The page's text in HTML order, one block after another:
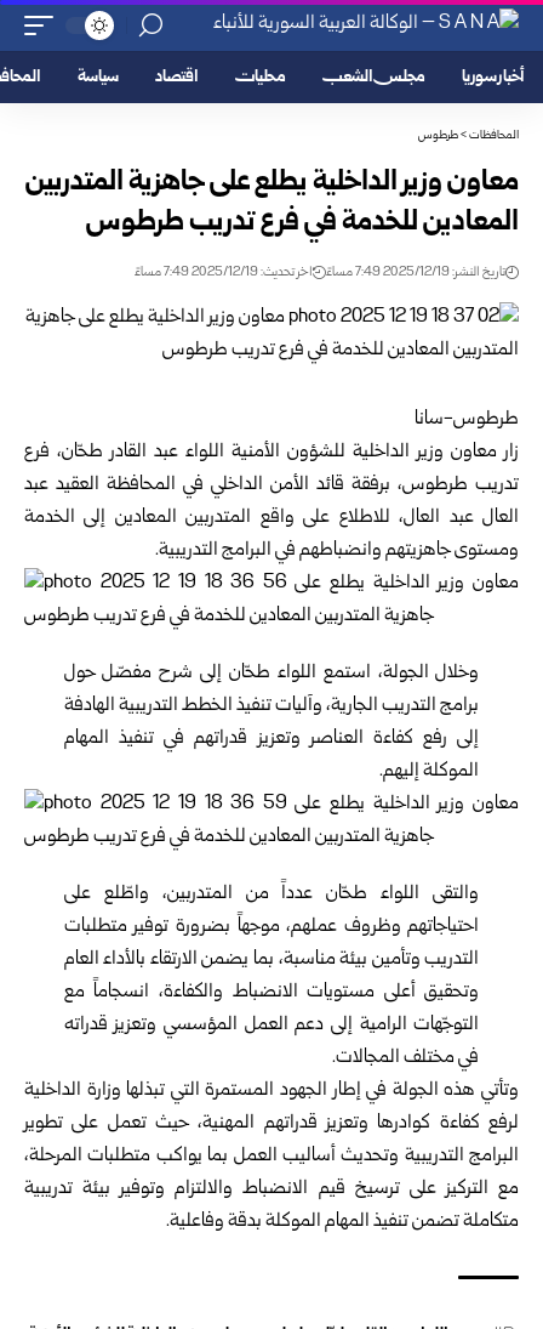
أخبار سوريا مجلس الشعب محليات اقتصاد سياسة
المحافظات>طرطوس
معاون وزير الداخلية يطلع على جاهزية المتدربين
المعادين للخدمة في فرع تدريب طرطوس
تاريخ النشر: 2025/12/19 7:49 مساءً اخر تحديث: 2025/12/19 7:49 مساءً
طرطوس-سانا
زار معاون وزير الداخلية للشؤون الأمنية اللواء عبد القادر طحّان، فرع
تدريب طرطوس، برفقة قائد الأمن الداخلي في المحافظة العقيد عبد
العال عبد العال، للاطلاع على واقع المتدربين المعادين إلى الخدمة
ومستوى جاهزيتهم وانضباطهم في البرامج التدريبية.
وخلال الجولة، استمع اللواء طحّان إلى شرح مفصّل حول
برامج التدريب الجارية، وآليات تنفيذ الخطط التدريبية الهادفة
إلى رفع كفاءة العناصر وتعزيز قدراتهم في تنفيذ المهام
الموكلة إليهم.
والتقى اللواء طحّان عدداً من المتدربين، واطّلع على
احتياجاتهم وظروف عملهم، موجهاً بضرورة توفير متطلبات
التدريب وتأمين بيئة مناسبة، بما يضمن الارتقاء بالأداء العام
وتحقيق أعلى مستويات الانضباط والكفاءة، انسجاماً مع
التوجّهات الرامية إلى دعم العمل المؤسسي وتعزيز قدراته
في مختلف المجالات.
وتأتي هذه الجولة في إطار الجهود المستمرة التي تبذلها وزارة الداخلية
لرفع كفاءة كوادرها وتعزيز قدراتهم المهنية، حيث تعمل على تطوير
البرامج التدريبية وتحديث أساليب العمل بما يواكب متطلبات المرحلة،
مع التركيز على ترسيخ قيم الانضباط والالتزام وتوفير بيئة تدريبية
متكاملة تضمن تنفيذ المهام الموكلة بدقة وفاعلية.